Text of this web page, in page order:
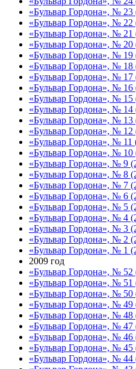
«Бульвар Гордона», №
«Бульвар Гордона», №
«Бульвар Гордона», № 21
«Бульвар Гордона», № 20
«Бульвар Гордона», № 19
«Бульвар Гордона», № 18
«Бульвар Гордона», № 17
«Бульвар Гордона», № 16
«Бульвар Гордона», № 15
«Бульвар Гордона», № 14
«Бульвар Гордона», № 13
«Бульвар Гордона», № 12
«Бульвар Гордона», № 11
«Бульвар Гордона», № 10
«Бульвар Гордона», № 9
«Бульвар Гордона», № 8
«Бульвар Гордона», № 7
«Бульвар Гордона», № 6
«Бульвар Гордона», № 5
«Бульвар Гордона», № 4
«Бульвар Гордона», № 3
«Бульвар Гордона», № 2
«Бульвар Гордона», № 1
2009 год
«Бульвар Гордона», № 52
«Бульвар Гордона», № 51
«Бульвар Гордона», № 50
«Бульвар Гордона», № 49
«Бульвар Гордона», № 48
«Бульвар Гордона», № 47
«Бульвар Гордона», № 46
«Бульвар Гордона», № 45
«Бульвар Гордона», № 44